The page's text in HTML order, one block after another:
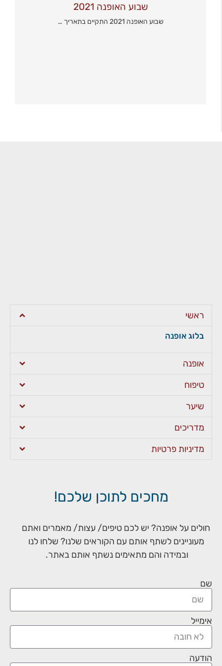
שבוע האופנה 2021
שבוע האופנה 2021 התקיים בתאריך …
ראשי
בלוג אופנה
אופנה
טיפוח
שיער
מדריכים
מדיניות פרטיות
מחכים לתוכן שלכם!
חולים על אופנה? יש לכם טיפים/ עצות/ מאמרים ואתם
מעוניינים לשתף אותם עם הקוראים שלנו? שלחו לנו
ובמידה והם מתאימים נשתף אותם באתר.
שם
אימייל
הודעה